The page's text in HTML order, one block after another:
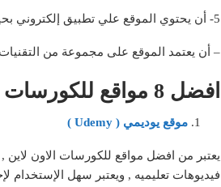
5- أن يحتوي الموقع علي تطبيق إلكتروني بحيث يساعد الشخص في التعلم المستمر في أي مكان وأي وقت بدون مجهود .
– أن يعتمد الموقع على مجموعة من
افضل 8 مواقع للكورسات اون لاين : –
موقع يوديمي ( Udemy )
يعتبر من افضل مواقع للكورسات الاون